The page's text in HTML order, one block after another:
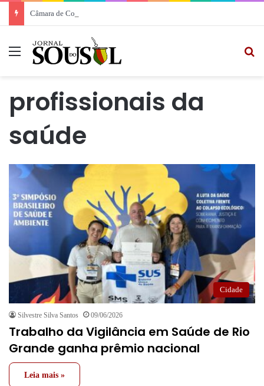
Menu
profissionais da
saúde
Cidade
Silvestre Silva Santos 09/06/2026
Trabalho da Vigilância em Saúde de Rio
Grande ganha prêmio nacional
Leia mais »